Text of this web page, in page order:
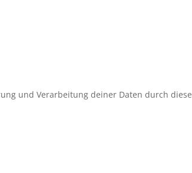
und Verarbeitung deiner Daten durch diese